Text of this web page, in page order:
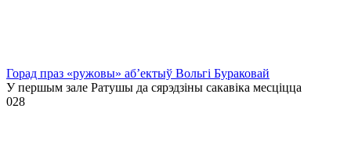
Горад праз «ружовы» аб’ектыў Вольгі Бураковай
У першым зале Ратушы да сярэдзіны сакавіка месціцца
028